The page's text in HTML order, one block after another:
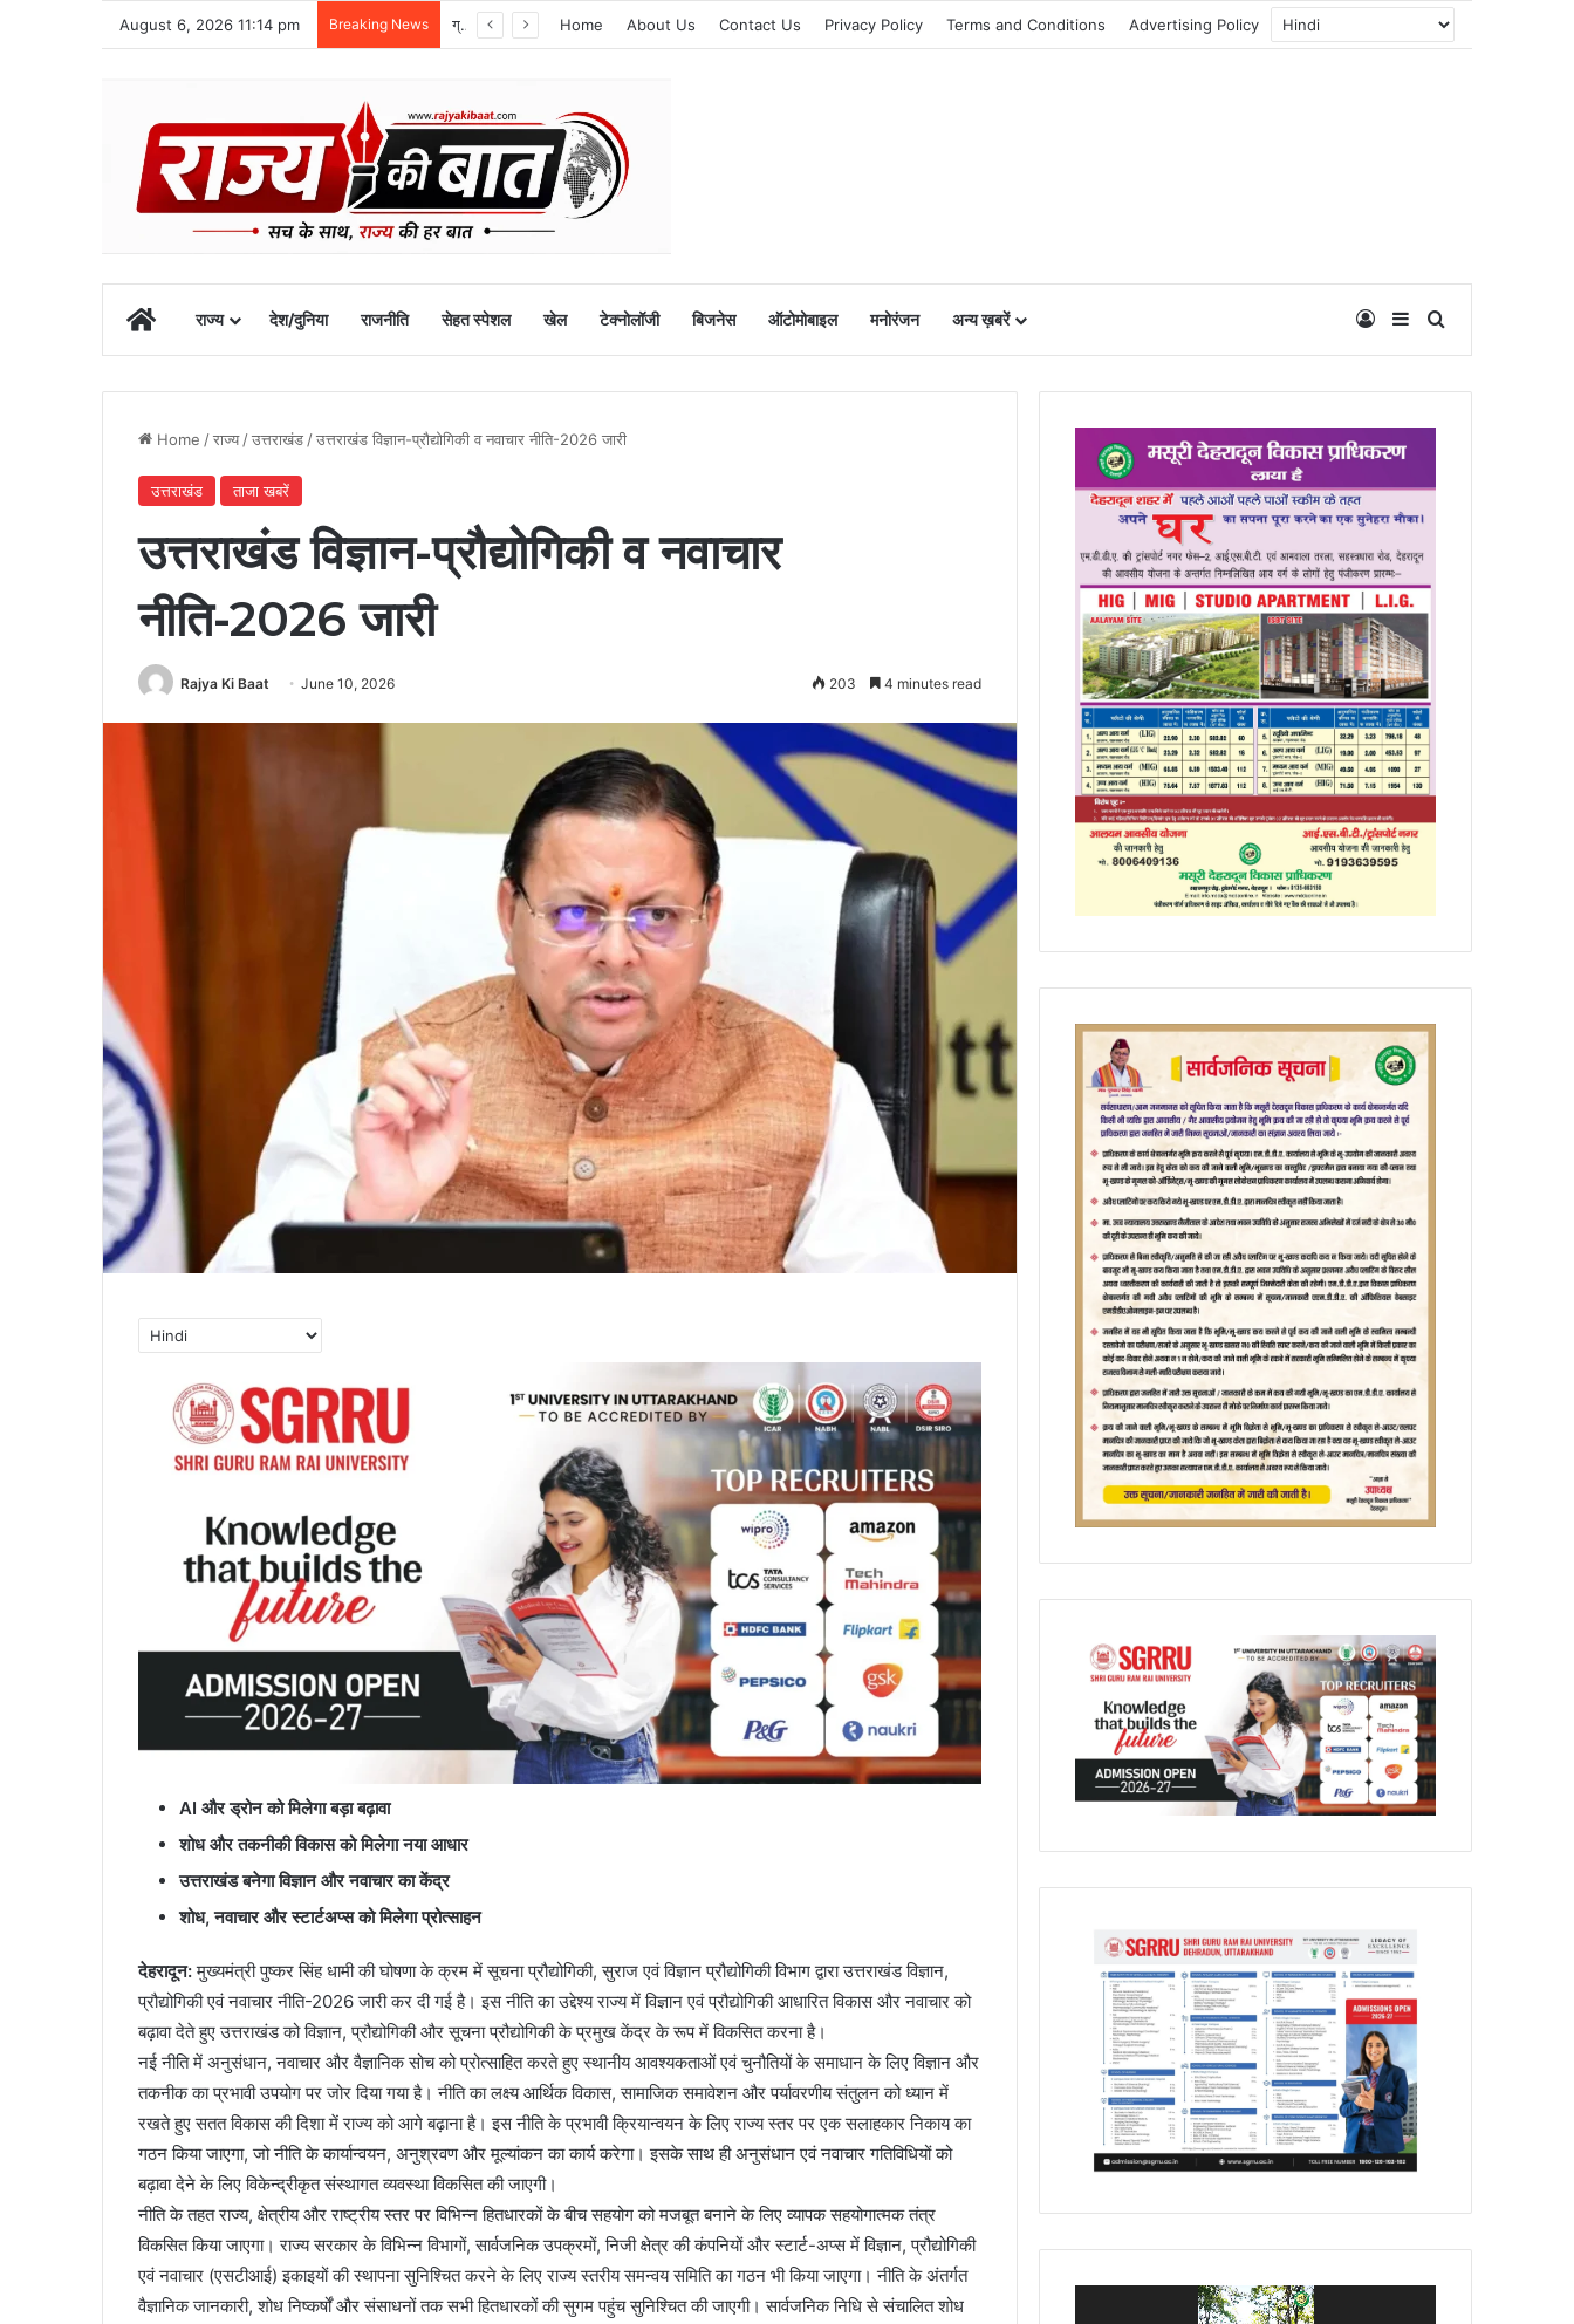
August 6, 2026 11:14 pm Breaking News ग्राफिक एरा को बड़ी सफलता, एनएमसी ने 250 एमबीबीएस सीटों को दी मंजूरी Home About Us Contact Us Privacy Policy Terms and Conditions Advertising Policy
Homeराज्य देश/दुनिया राजनीति सेहत स्पेशल खेल टेक्नोलॉजी बिजनेस ऑटोमोबाइल मनोरंजन अन्य ख़बरें Log InSidebar
Home /राज्य /उत्तराखंड /उत्तराखंड विज्ञान-प्रौद्योगिकी व नवाचार नीति-2026 जारी
उत्तराखंड ताजा खबरें
उत्तराखंड विज्ञान-प्रौद्योगिकी व नवाचार
नीति-2026 जारी
Rajya Ki Baat June 10, 2026 203 4 minutes read
AI और ड्रोन को मिलेगा बड़ा बढ़ावा
शोध और तकनीकी विकास को मिलेगा नया आधार
उत्तराखंड बनेगा विज्ञान और नवाचार का केंद्र
शोध, नवाचार और स्टार्टअप्स को मिलेगा प्रोत्साहन
देहरादून:मुख्यमंत्री पुष्कर सिंह धामी की घोषणा के क्रम में सूचना प्रौद्योगिकी, सुराज एवं विज्ञान प्रौद्योगिकी विभाग द्वारा उत्तराखंड विज्ञान,
प्रौद्योगिकी एवं नवाचार नीति-2026 जारी कर दी गई है। इस नीति का उद्देश्य राज्य में विज्ञान एवं प्रौद्योगिकी आधारित विकास और नवाचार को
बढ़ावा देते हुए उत्तराखंड को विज्ञान, प्रौद्योगिकी और सूचना प्रौद्योगिकी के प्रमुख केंद्र के रूप में विकसित करना है।
नई नीति में अनुसंधान, नवाचार और वैज्ञानिक सोच को प्रोत्साहित करते हुए स्थानीय आवश्यकताओं एवं चुनौतियों के समाधान के लिए विज्ञान और
तकनीक का प्रभावी उपयोग पर जोर दिया गया है। नीति का लक्ष्य आर्थिक विकास, सामाजिक समावेशन और पर्यावरणीय संतुलन को ध्यान में
रखते हुए सतत विकास की दिशा में राज्य को आगे बढ़ाना है। इस नीति के प्रभावी क्रियान्वयन के लिए राज्य स्तर पर एक सलाहकार निकाय का
गठन किया जाएगा, जो नीति के कार्यान्वयन, अनुश्रवण और मूल्यांकन का कार्य करेगा। इसके साथ ही अनुसंधान एवं नवाचार गतिविधियों को
बढ़ावा देने के लिए विकेन्द्रीकृत संस्थागत व्यवस्था विकसित की जाएगी।
नीति के तहत राज्य, क्षेत्रीय और राष्ट्रीय स्तर पर विभिन्न हितधारकों के बीच सहयोग को मजबूत बनाने के लिए व्यापक सहयोगात्मक तंत्र
विकसित किया जाएगा। राज्य सरकार के विभिन्न विभागों, सार्वजनिक उपक्रमों, निजी क्षेत्र की कंपनियों और स्टार्ट-अप्स में विज्ञान, प्रौद्योगिकी
एवं नवाचार (एसटीआई) इकाइयों की स्थापना सुनिश्चित करने के लिए राज्य स्तरीय समन्वय समिति का गठन भी किया जाएगा। नीति के अंतर्गत
वैज्ञानिक जानकारी, शोध निष्कर्षों और संसाधनों तक सभी हितधारकों की सुगम पहुंच सुनिश्चित की जाएगी। सार्वजनिक निधि से संचालित शोध